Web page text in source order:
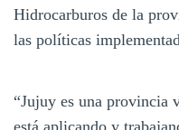
Hidrocarburos de la
las políticas
“Jujuy es una provincia
está aplicando y